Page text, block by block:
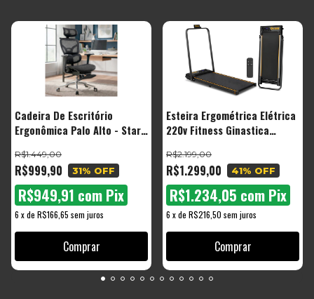
Cadeira De Escritório
Ergonômica Palo Alto - Start
Suporte Lombar Adaptável
Apoio Para Pés Retrátil
R$999,90
R$1.449,00
31% OFF
6 xde R$166,65 sem juros
R$949,91 com Pix
Esteira Ergométrica Elétrica
220v Fitness Ginastica
R$1.299,00
R$2.199,00
41% OFF
6 xde R$216,50 sem juros
R$1.234,05 com Pix